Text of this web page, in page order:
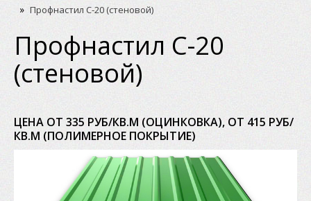
» Профнастил С-20 (стеновой)
Профнастил С-20
(стеновой)
ЦЕНА ОТ 335 РУБ/КВ.М (ОЦИНКОВКА), ОТ 415 РУБ/
КВ.М (ПОЛИМЕРНОЕ ПОКРЫТИЕ)